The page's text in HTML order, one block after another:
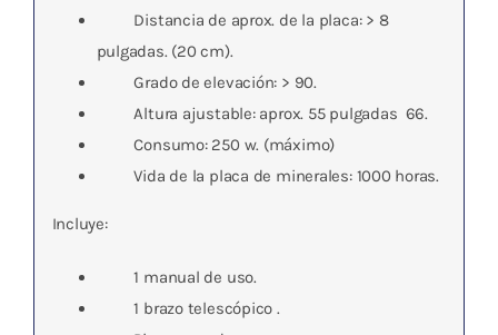
Distancia de aprox. de la placa: > 8
pulgadas. (20 cm).
Grado de elevación: > 90.
Altura ajustable: aprox. 55 pulgadas  66.
Consumo: 250 w. (máximo)
Vida de la placa de minerales: 1000 horas.
Incluye:
1 manual de uso.
1 brazo telescópico .